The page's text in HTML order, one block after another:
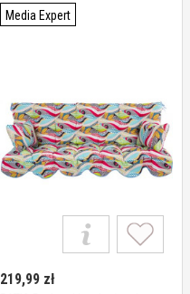
Media Expert
219,99 zł